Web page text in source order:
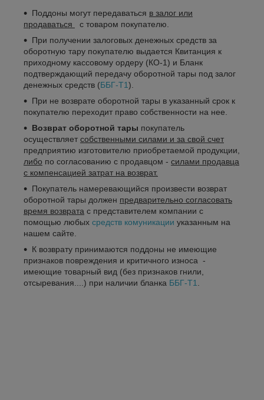
Поддоны могут передаваться в залог или
продаваться
с товаром покупателю.
При получении залоговых денежных средств за
оборотную тару покупателю выдается Квитанция к
приходному кассовому ордеру (КО-1) и Бланк
подтверждающий передачу оборотной тары под залог
денежных средств (ББГ-Т1).
При не возврате оборотной тары в указанный срок к
покупателю переходит право собственности на нее.
Возврат оборотной тары покупатель
осуществляет собственными силами и за свой счет
предприятию изготовителю приобретаемой продукции,
либо по согласованию с продавцом - силами продавца
с компенсацией затрат на возврат.
Покупатель намеревающийся произвести возврат
оборотной тары должен предварительно согласовать
время возврата с представителем компании с
помощью любых средств комуникации указанным на
нашем сайте.
К возврату принимаются поддоны не имеющие
признаков повреждения и критичного износа -
имеющие товарный вид (без признаков гнили,
отсыревания....) при наличии бланка ББГ-Т1